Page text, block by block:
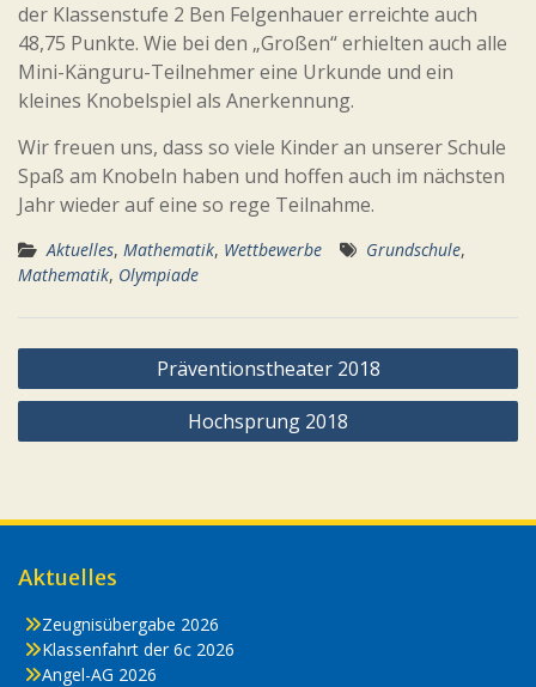
der Klassenstufe 2 Ben Felgenhauer erreichte auch
48,75 Punkte. Wie bei den „Großen“ erhielten auch alle
Mini-Känguru-Teilnehmer eine Urkunde und ein
kleines Knobelspiel als Anerkennung.
Wir freuen uns, dass so viele Kinder an unserer Schule
Spaß am Knobeln haben und hoffen auch im nächsten
Jahr wieder auf eine so rege Teilnahme.
Aktuelles, Mathematik, Wettbewerbe Grundschule,
Mathematik, Olympiade
Beitragsnavigation
Präventionstheater 2018
Hochsprung 2018
Aktuelles
Zeugnisübergabe 2026
Klassenfahrt der 6c 2026
Angel-AG 2026